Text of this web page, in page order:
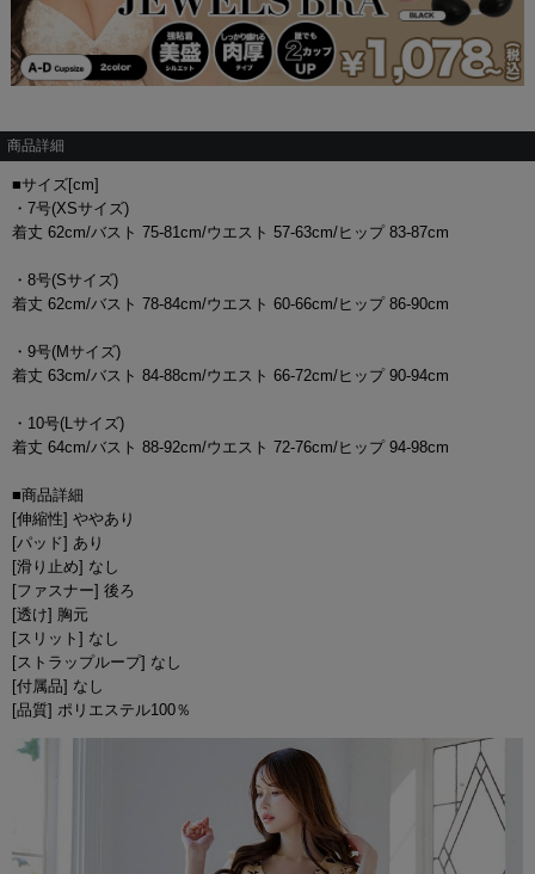
商品詳細
■サイズ[cm]
・7号(XSサイズ)
着丈 62cm/バスト 75-81cm/ウエスト 57-63cm/ヒップ 83-87cm
・8号(Sサイズ)
着丈 62cm/バスト 78-84cm/ウエスト 60-66cm/ヒップ 86-90cm
・9号(Mサイズ)
着丈 63cm/バスト 84-88cm/ウエスト 66-72cm/ヒップ 90-94cm
・10号(Lサイズ)
着丈 64cm/バスト 88-92cm/ウエスト 72-76cm/ヒップ 94-98cm
■商品詳細
[伸縮性] ややあり
[パッド] あり
[滑り止め] なし
[ファスナー] 後ろ
[透け] 胸元
[スリット] なし
[ストラップループ] なし
[付属品] なし
[品質] ポリエステル100％